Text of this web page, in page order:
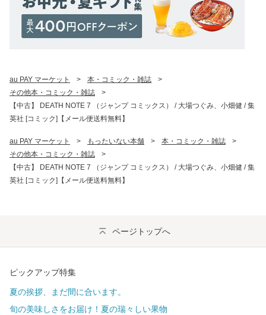
au PAY マーケット > 本・コミック・雑誌
>
その他本・コミック・雑誌
>
【中古】 DEATH NOTE 7 （ジャンプ コミックス） / 大場つぐみ、小畑健 / 集
英社 [コミック]【メール便送料無料】
au PAY マーケット > もったいない本舗 > 本・コミック・雑誌
>
その他本・コミック・雑誌
>
【中古】 DEATH NOTE 7 （ジャンプ コミックス） / 大場つぐみ、小畑健 / 集
英社 [コミック]【メール便送料無料】
ページトップへ
ピックアップ特集
夏の挨拶、まだ間に合います。
旬の美味しさをお届け！夏の瑞々しい果物